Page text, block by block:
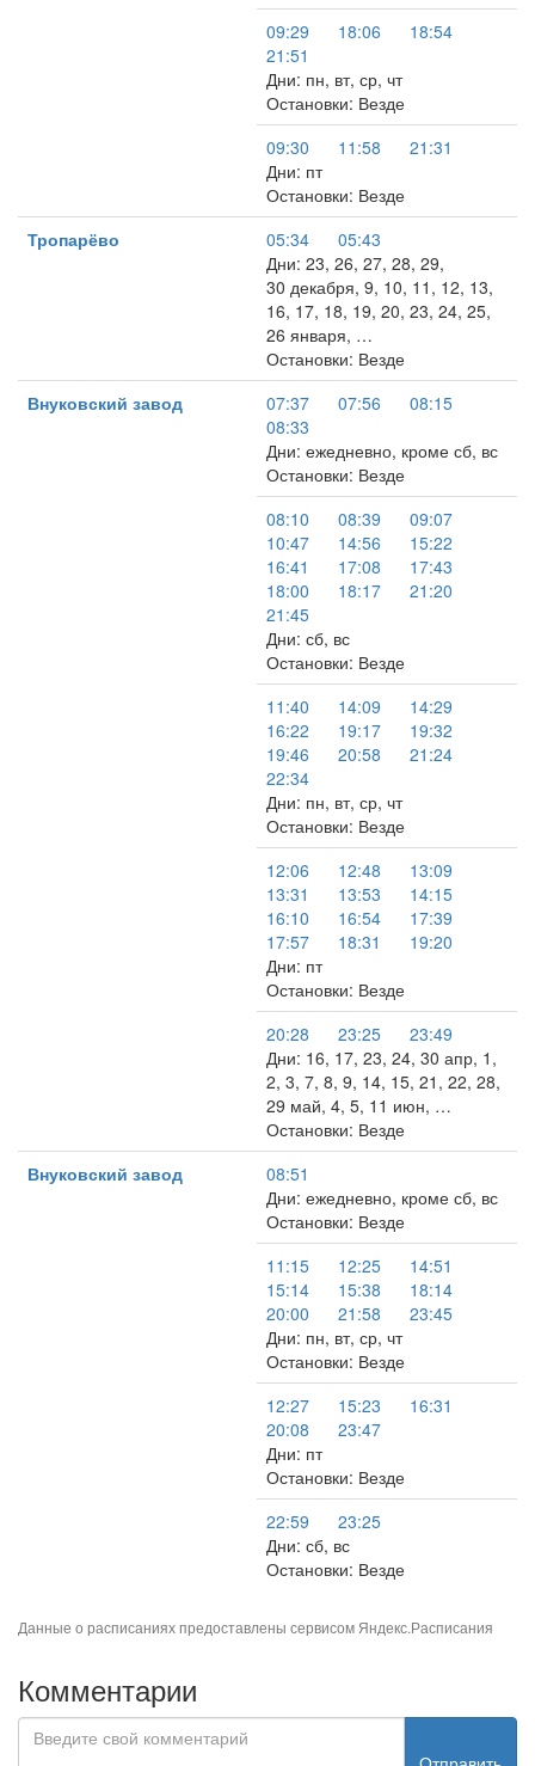
09:29
18:06
18:54
21:51
Дни: пн, вт, ср, чт
Остановки: Везде
09:30
11:58
21:31
Дни: пт
Остановки: Везде
Тропарёво
05:34
05:43
Дни: 23, 26, 27, 28, 29,
30 декабря, 9, 10, 11, 12, 13,
16, 17, 18, 19, 20, 23, 24, 25,
26 января, …
Остановки: Везде
Внуковский завод
07:37 07:56
08:15
08:33
Дни: ежедневно, кроме сб, вс
Остановки: Везде
08:10
08:39
09:07
10:47
14:56
15:22
16:41
17:08
17:43
18:00
18:17
21:20
21:45
Дни: сб, вс
Остановки: Везде
11:40
14:09
14:29
16:22
19:17
19:32
19:46
20:58
21:24
22:34
Дни: пн, вт, ср, чт
Остановки: Везде
12:06
12:48
13:09
13:31
13:53
14:15
16:10
16:54
17:39
17:57
18:31
19:20
Дни: пт
Остановки: Везде
20:28
23:25
23:49
Дни: 16, 17, 23, 24, 30 апр, 1,
2, 3, 7, 8, 9, 14, 15, 21, 22, 28,
29 май, 4, 5, 11 июн, …
Остановки: Везде
Внуковский завод
08:51
Дни: ежедневно, кроме сб, вс
Остановки: Везде
11:15
12:25
14:51
15:14
15:38
18:14
20:00
21:58
23:45
Дни: пн, вт, ср, чт
Остановки: Везде
12:27
15:23
16:31
20:08
23:47
Дни: пт
Остановки: Везде
22:59
23:25
Дни: сб, вс
Остановки: Везде
Данные о расписаниях предоставлены сервисом Яндекс.Расписания
Комментарии